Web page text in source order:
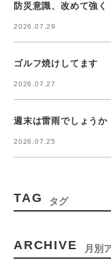
防災意識、改めて強く
2026.07.29
ゴルフ焼けしてます
2026.07.27
週末は雷雨でしょうか
2026.07.25
TAG タグ
ARCHIVE 月別